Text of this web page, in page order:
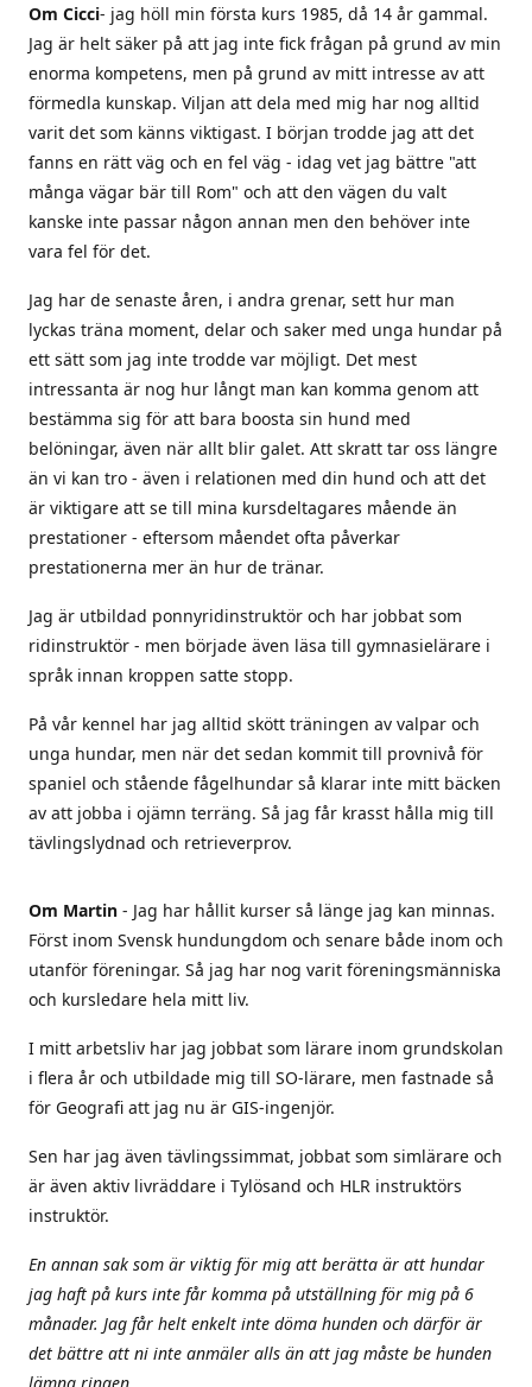
Om Cicci- jag höll min första kurs 1985, då 14 år gammal.
Jag är helt säker på att jag inte fick frågan på grund av min
enorma kompetens, men på grund av mitt intresse av att
förmedla kunskap. Viljan att dela med mig har nog alltid
varit det som känns viktigast. I början trodde jag att det
fanns en rätt väg och en fel väg - idag vet jag bättre "att
många vägar bär till Rom" och att den vägen du valt
kanske inte passar någon annan men den behöver inte
vara fel för det.
Jag har de senaste åren, i andra grenar, sett hur man
lyckas träna moment, delar och saker med unga hundar på
ett sätt som jag inte trodde var möjligt. Det mest
intressanta är nog hur långt man kan komma genom att
bestämma sig för att bara boosta sin hund med
belöningar, även när allt blir galet. Att skratt tar oss längre
än vi kan tro - även i relationen med din hund och att det
är viktigare att se till mina kursdeltagares mående än
prestationer - eftersom måendet ofta påverkar
prestationerna mer än hur de tränar.
Jag är utbildad ponnyridinstruktör och har jobbat som
ridinstruktör - men började även läsa till gymnasielärare i
språk innan kroppen satte stopp.
På vår kennel har jag alltid skött träningen av valpar och
unga hundar, men när det sedan kommit till provnivå för
spaniel och stående fågelhundar så klarar inte mitt bäcken
av att jobba i ojämn terräng. Så jag får krasst hålla mig till
tävlingslydnad och retrieverprov.
Om Martin - Jag har hållit kurser så länge jag kan minnas.
Först inom Svensk hundungdom och senare både inom och
utanför föreningar. Så jag har nog varit föreningsmänniska
och kursledare hela mitt liv.
I mitt arbetsliv har jag jobbat som lärare inom grundskolan
i flera år och utbildade mig till SO-lärare, men fastnade så
för Geografi att jag nu är GIS-ingenjör.
Sen har jag även tävlingssimmat, jobbat som simlärare och
är även aktiv livräddare i Tylösand och HLR instruktörs
instruktör.
En annan sak som är viktig för mig att berätta är att hundar
jag haft på kurs inte får komma på utställning för mig på 6
månader. Jag får helt enkelt inte döma hunden och därför är
det bättre att ni inte anmäler alls än att jag måste be hunden
lämna ringen.